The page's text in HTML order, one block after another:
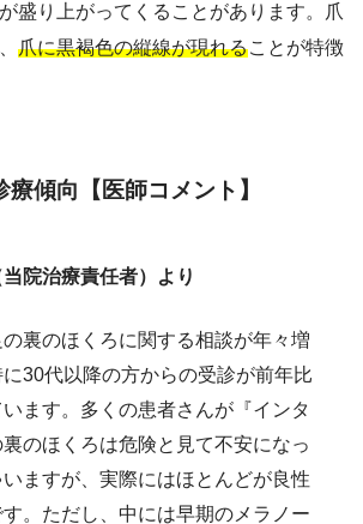
盛り上がってくることがあります。爪
爪に黒褐色の縦線が現れることが特徴
療傾向【医師コメント】
院治療責任者）より
の裏のほくろに関する相談が年々増
30代以降の方からの受診が前年比
ます。多くの患者さんが『インタ
のほくろは危険と見て不安になっ
ますが、実際にはほとんどが良性
。ただし、中には早期のメラノー